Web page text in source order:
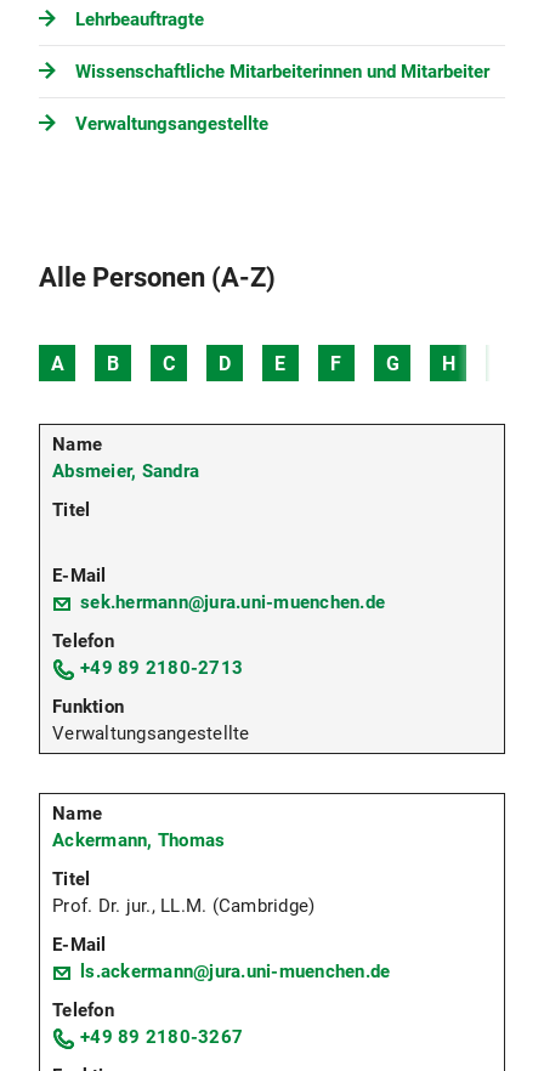
Lehrbeauftragte
Wissenschaftliche Mitarbeiterinnen und Mitarbeiter
Verwaltungsangestellte
Alle Personen (A-Z)
A B C D E F G H
Absmeier, Sandra
sek.hermann@jura.uni-muenchen.de
+49 89 2180-2713
Verwaltungsangestellte
Ackermann, Thomas
Prof. Dr. jur., LL.M. (Cambridge)
ls.ackermann@jura.uni-muenchen.de
+49 89 2180-3267